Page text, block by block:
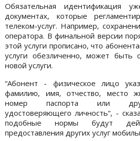
Обязательная идентификация
документах, которые
телеком-услуг. Например,
оператора. В финальной версии
этой услуги прописано, что
услуги обезличенно, может быть
новой услуги.
“Абонент - физическое лицо
фамилию, имя, отчество, место
номер паспорта или
удостоверяющего личность“, -
подобные нормы будут
предоставления других услуг